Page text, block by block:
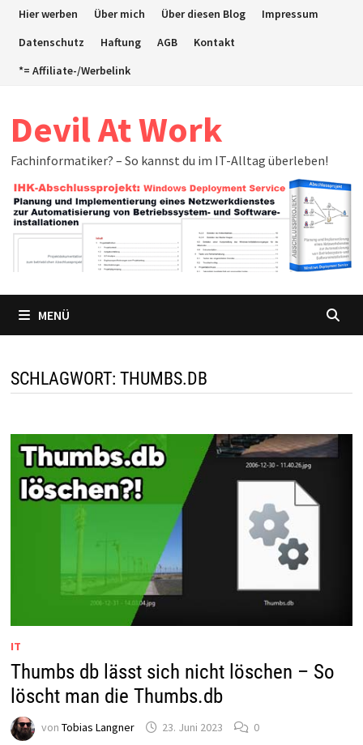
ZumHier werben Über mich Über diesen Blog
Impressum
Datenschutz
Haftung AGB
Kontakt
*= Affiliate-/Werbelink
Devil At Work
Fachinformatiker? – So kannst du im IT-Alltag überleben!
MENÜ
SCHLAGWORT: THUMBS.DB
IT
Thumbs db lässt sich nicht löschen – So
löscht man die Thumbs.db
von Tobias Langner 23. Juni 2023 0